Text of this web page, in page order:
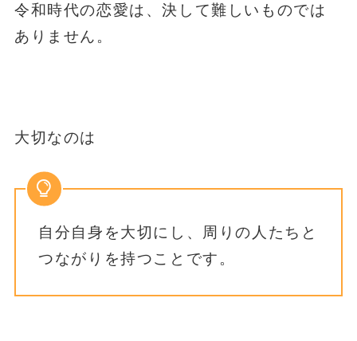
令和時代の恋愛は、決して難しいものでは
ありません。
大切なのは
自分自身を大切にし、周りの人たちと
つながりを持つことです。